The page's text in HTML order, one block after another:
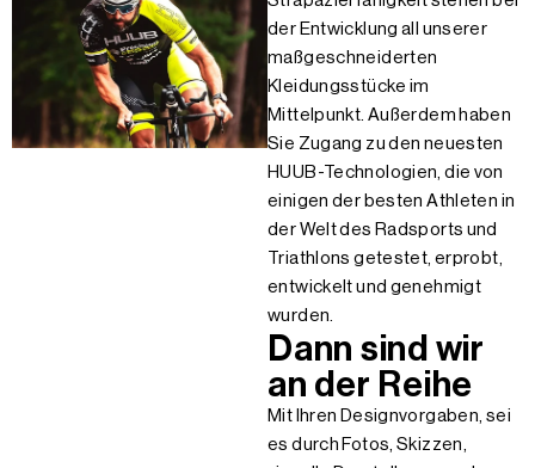
der Entwicklung all unserer
maßgeschneiderten
Kleidungsstücke im
Mittelpunkt. Außerdem haben
Sie Zugang zu den neuesten
HUUB-Technologien, die von
einigen der besten Athleten in
der Welt des Radsports und
Triathlons getestet, erprobt,
entwickelt und genehmigt
wurden.
Dann sind wir
an der Reihe
Mit Ihren Designvorgaben, sei
es durch Fotos, Skizzen,